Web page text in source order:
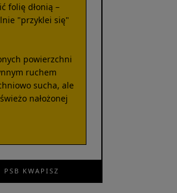
folię dłonią –
"przyklei się"
powierzchni
ruchem
sucha, ale
nałożonej
KWAPISZ